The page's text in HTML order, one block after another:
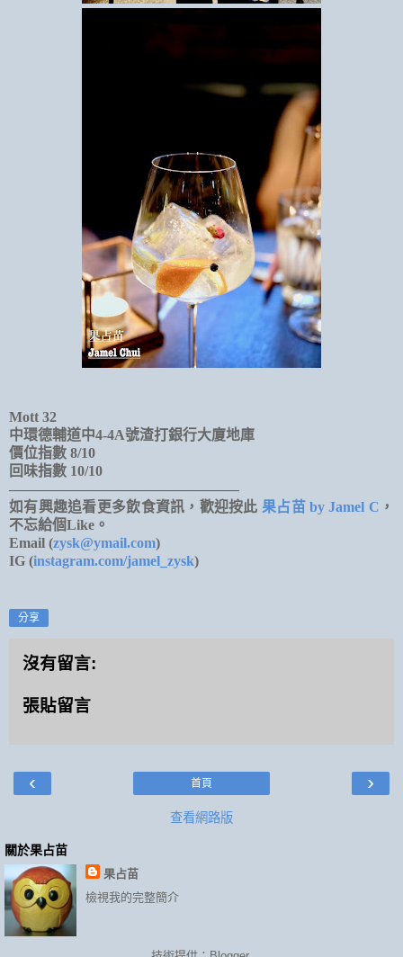
Mott 32
中環德輔道中4-4A號渣打銀行大廈地庫
價位指數 8/10
回味指數 10/10
————————————————
如有興趣追看更多飲食資訊，歡迎按此 果占苗 by Jamel C ，
不忘給個Like。
Email (zysk@ymail.com)
IG (instagram.com/jamel_zysk)
分享
沒有留言:
張貼留言
‹ ›
首頁
查看網路版
關於果占苗
果占苗
檢視我的完整簡介